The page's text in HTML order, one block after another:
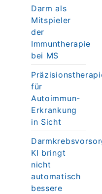
Darm als
Mitspieler
der
Immuntherapie
bei MS
für
Autoimmun-
Erkrankung
in Sicht
KI bringt
nicht
automatisch
bessere